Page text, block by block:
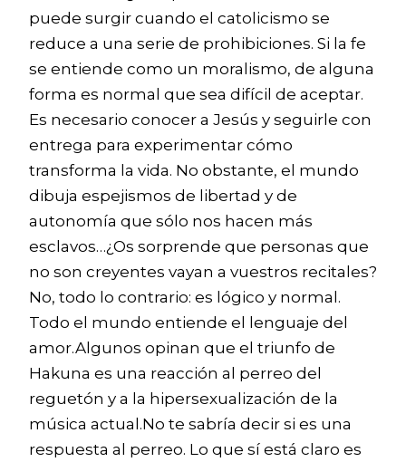
puede surgir cuando el catolicismo se
reduce a una serie de prohibiciones. Si la fe
se entiende como un moralismo, de alguna
forma es normal que sea difícil de aceptar.
Es necesario conocer a Jesús y seguirle con
entrega para experimentar cómo
transforma la vida. No obstante, el mundo
dibuja espejismos de libertad y de
autonomía que sólo nos hacen más
esclavos…¿Os sorprende que personas que
no son creyentes vayan a vuestros recitales?
No, todo lo contrario: es lógico y normal.
Todo el mundo entiende el lenguaje del
amor.Algunos opinan que el triunfo de
Hakuna es una reacción al perreo del
reguetón y a la hipersexualización de la
música actual.No te sabría decir si es una
respuesta al perreo. Lo que sí está claro es